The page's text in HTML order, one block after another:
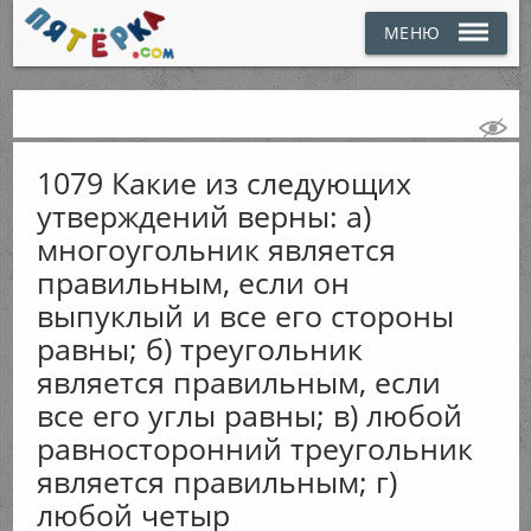
МЕНЮ
1079 Какие из следующих
утверждений верны: а)
многоугольник является
правильным, если он
выпуклый и все его стороны
равны; б) треугольник
является правильным, если
все его углы равны; в) любой
равносторонний треугольник
является правильным; г)
любой четыр